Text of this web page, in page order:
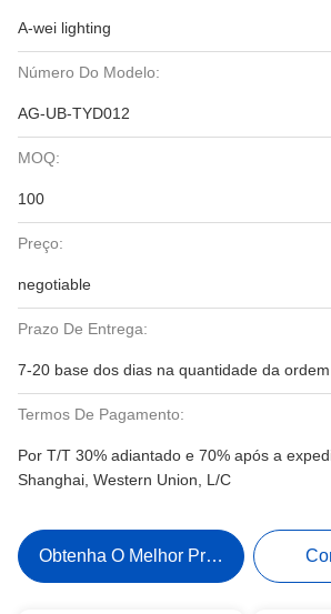
A-wei lighting
Número Do Modelo:
AG-UB-TYD012
MOQ:
100
Preço:
negotiable
Prazo De Entrega:
7-20 base dos dias na quantidade da ordem
Termos De Pagamento:
Por T/T 30% adiantado e 70% após a
Shanghai, Western Union, L/C
Obtenha O Melhor Preço